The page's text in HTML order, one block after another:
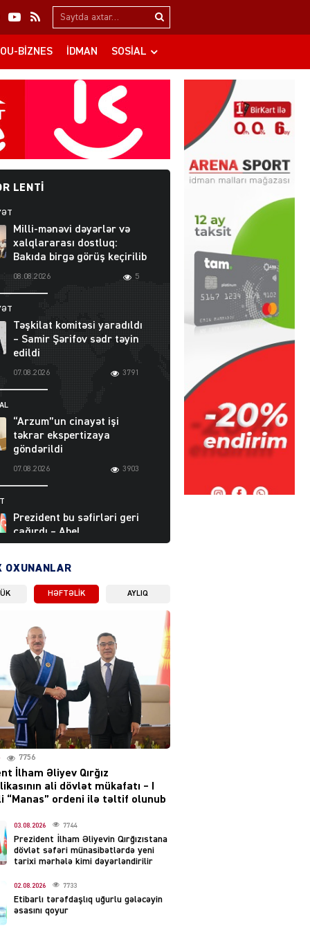
Search…
BIZNES İDMAN SOSIAL
LENTI
Milli-mənəvi dəyərlər və
xalqlararası dostluq:
Bakıda birgə görüş keçirilib
08.08.2026 5
Təşkilat komitəsi yaradıldı
– Samir Şərifov sədr təyin
edildi
07.08.2026 3791
“Arzum”un cinayət işi
təkrar ekspertizaya
göndərildi
07.08.2026 3903
Prezident bu səfirləri geri
çağırdı – Abel
Məhərrəmovun oğlu da var
07.08.2026
səsləri eşidildi
07.08.2026
Rusiya-Ukrayna
münaqişəsinin həllində
irəliləyiş var – Tramp
07.08.2026 5502
Prezident 2 fərman
07.08.2026
“Tramp yolu”na HƏMLƏ –
REAKSİYA
OXUNANLAR
HƏFTƏLIK AYLIQ
7756
İlham Əliyev Qırğız
ali dövlət mükafatı – I
“Manas” ordeni ilə təltif olunub
03.08.2026 7744
Prezident İlham Əliyevin Qırğızıstana
dövlət səfəri münasibətlərdə yeni
tarixi mərhələ kimi dəyərləndirilir
02.08.2026 7733
Etibarlı tərəfdaşlıq uğurlu gələcəyin
əsasını qoyur